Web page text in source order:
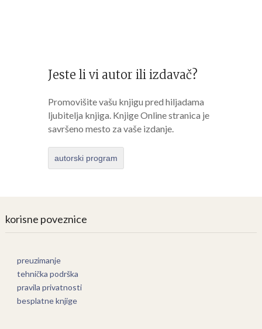
Jeste li vi autor ili izdavač?
Promovišite vašu knjigu pred hiljadama
ljubitelja knjiga. Knjige Online stranica je
savršeno mesto za vaše izdanje.
autorski program
korisne poveznice
preuzimanje
tehnička podrška
pravila privatnosti
besplatne knjige